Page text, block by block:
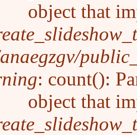
object that
: count():
object that